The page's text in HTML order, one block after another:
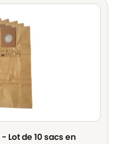
Lot de 10 sacs en